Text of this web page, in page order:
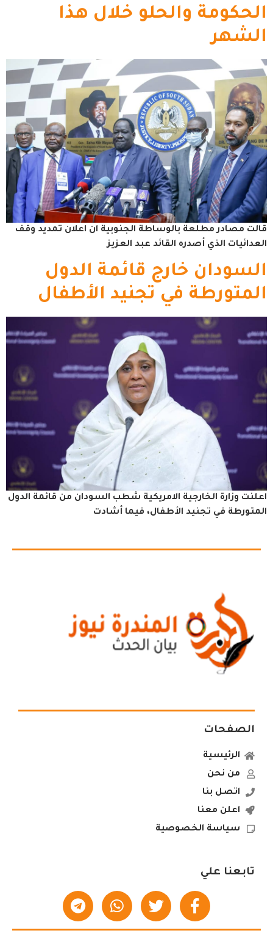
الحكومة والحلو خلال هذا
الشهر
قالت مصادر مطلعة بالوساطة الجنوبية ان اعلان تمديد وقف
العدائيات الذي أصدره القائد عبد العزيز
السودان خارج قائمة الدول
المتورطة في تجنيد الأطفال
اعلنت وزارة الخارجية الامريكية شطب السودان من قائمة الدول
المتورطة في تجنيد الأطفال، فيما أشادت
الصفحات
الرئيسية
من نحن
اتصل بنا
اعلن معنا
سياسة الخصوصية
تابعنا علي